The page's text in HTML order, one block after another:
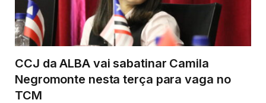
CCJ da ALBA vai sabatinar Camila
Negromonte nesta terça para vaga no
TCM